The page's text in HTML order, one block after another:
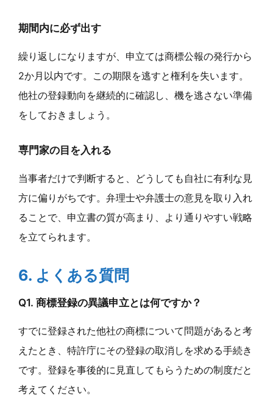
期間内に必ず出す
繰り返しになりますが、申立ては商標公報の発行から
2か月以内です。この期限を逃すと権利を失います。
他社の登録動向を継続的に確認し、機を逃さない準備
をしておきましょう。
専門家の目を入れる
当事者だけで判断すると、どうしても自社に有利な見
方に偏りがちです。弁理士や弁護士の意見を取り入れ
ることで、申立書の質が高まり、より通りやすい戦略
を立てられます。
6. よくある質問
Q1. 商標登録の異議申立とは何ですか？
すでに登録された他社の商標について問題があると考
えたとき、特許庁にその登録の取消しを求める手続き
です。登録を事後的に見直してもらうための制度だと
考えてください。